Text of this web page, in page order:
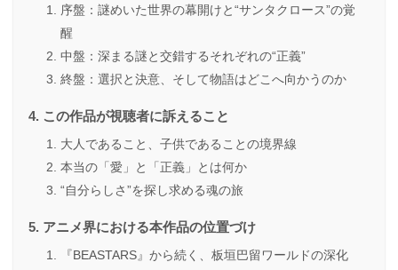
序盤：謎めいた世界の幕開けと“サンタクロース”の覚
醒
中盤：深まる謎と交錯するそれぞれの“正義”
終盤：選択と決意、そして物語はどこへ向かうのか
この作品が視聴者に訴えること
大人であること、子供であることの境界線
本当の「愛」と「正義」とは何か
“自分らしさ”を探し求める魂の旅
アニメ界における本作品の位置づけ
『BEASTARS』から続く、板垣巴留ワールドの深化